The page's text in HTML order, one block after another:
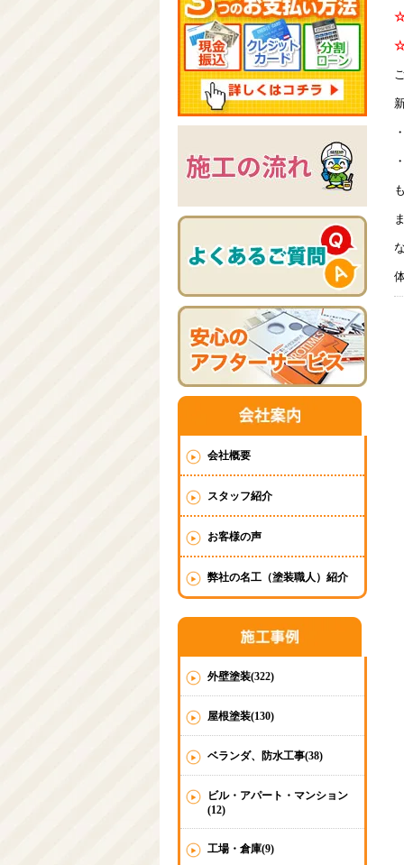
会社概要
スタッフ紹介
お客様の声
弊社の名工（塗装職人）紹介
外壁塗装(322)
屋根塗装(130)
ベランダ、防水工事(38)
ビル・アパート・マンション
(12)
工場・倉庫(9)